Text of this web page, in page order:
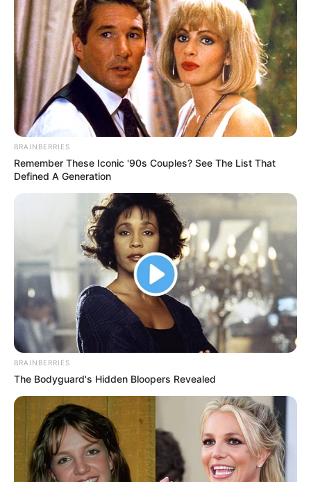
gyakorlattal ellentétben nem honvédelmi
repülőgépet, hanem kereskedelmi járatot vesz
igénybe. Emellett lemondták a korábban lefoglalt
szállást, helyette költséghatékonyabb megoldást
választottak.
Parlamenti napirend
Az Országgyűlés rendkívüli ülése során várhatóan
hét javaslatot tárgyalnak meg. A napirendben
szerepel többek között a pedagógusok
teljesítményértékeléséről szóló törvényjavaslat,
BRAINBERRIES
Remember These Iconic '90s Couples? See The List That
Defined A Generation
BRAINBERRIES
The Bodyguard's Hidden Bloopers Revealed